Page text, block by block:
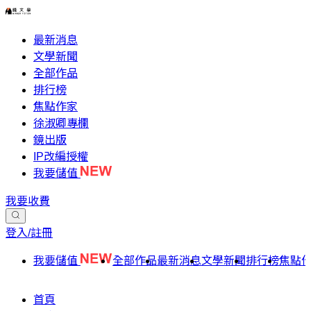
最新消息
文學新聞
全部作品
排行榜
焦點作家
徐淑卿專欄
鏡出版
IP改編授權
我要儲值
我要收費
登入/註冊
我要儲值 全部作品最新消息文學新聞排行榜焦點
首頁